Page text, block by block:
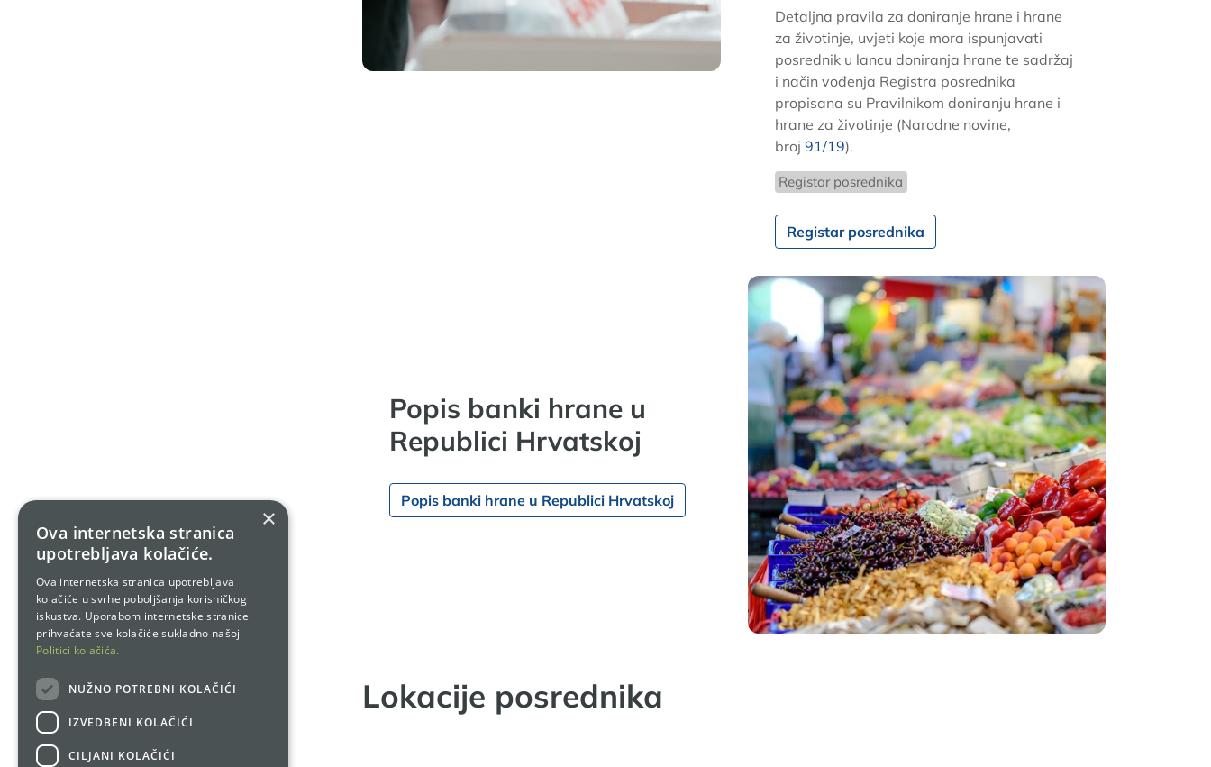
Detaljna pravila za doniranje hrane i hrane
za životinje, uvjeti koje mora ispunjavati
posrednik u lancu doniranja hrane te sadržaj
i način vođenja Registra posrednika
propisana su Pravilnikom doniranju hrane i
hrane za životinje (Narodne novine,
broj 91/19).
Registar posrednika
Registar posrednika
Popis banki hrane u
Republici Hrvatskoj
Popis banki hrane u Republici Hrvatskoj
Lokacije posrednika
×
Ova internetska stranica
upotrebljava kolačiće.
Ova internetska stranica upotrebljava
kolačiće u svrhe poboljšanja korisničkog
iskustva. Uporabom internetske stranice
prihvaćate sve kolačiće sukladno našoj
Politici kolačića.
NUŽNO POTREBNI KOLAČIĆI
IZVEDBENI KOLAČIĆI
CILJANI KOLAČIĆI